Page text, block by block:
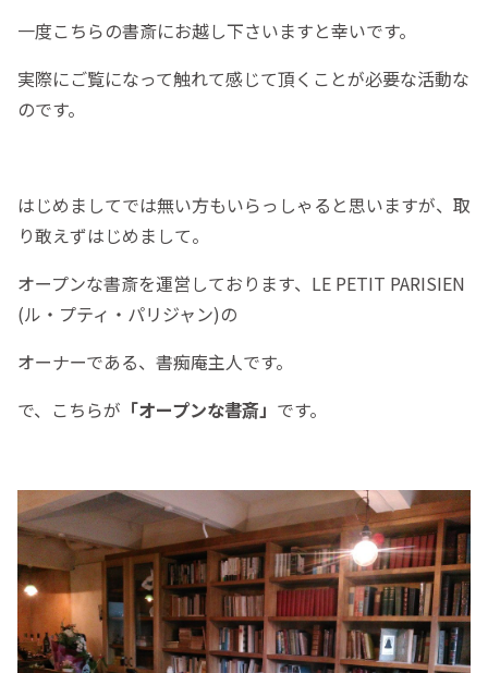
一度こちらの書斎にお越し下さいますと幸いです。
実際にご覧になって触れて感じて頂くことが必要な活動な
のです。
はじめましてでは無い方もいらっしゃると思いますが、取
り敢えずはじめまして。
オープンな書斎を運営しております、LE PETIT PARISIEN
(ル・プティ・パリジャン)の
オーナーである、書痴庵主人です。
で、こちらが 「オープンな書斎」 です。